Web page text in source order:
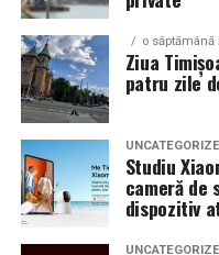
care pot fi folosite si in
indiferent de vreme sau
De ce conteaza tipul de
Cluj
Clujul este un oras in
iar drumurile din
cat si trasee montane
o săptămână
Ziua
patru zile
Studiu
cameră de
dispozitiv